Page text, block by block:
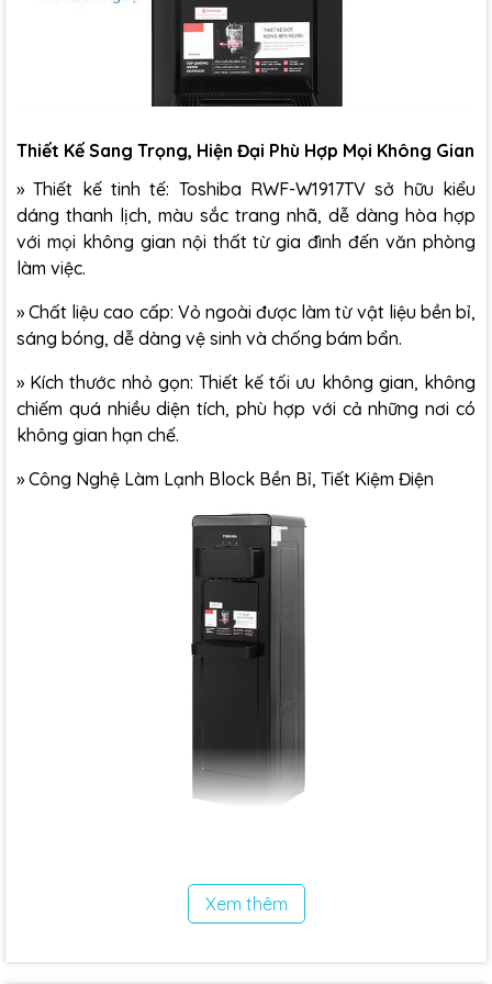
Thiết Kế Sang Trọng, Hiện Đại Phù Hợp Mọi Không Gian
»Thiết kế tinh tế: Toshiba RWF-W1917TV sở hữu kiểu
dáng thanh lịch, màu sắc trang nhã, dễ dàng hòa hợp
với mọi không gian nội thất từ gia đình đến văn phòng
làm việc.
»Chất liệu cao cấp: Vỏ ngoài được làm từ vật liệu bền bỉ,
sáng bóng, dễ dàng vệ sinh và chống bám bẩn.
» Kích thước nhỏ gọn: Thiết kế tối ưu không gian, không
chiếm quá nhiều diện tích, phù hợp với cả những nơi có
không gian hạn chế.
» Công Nghệ Làm Lạnh Block Bền Bỉ, Tiết Kiệm Điện
lạnh sâu và ổn định, giải nhiệt tức thì trong những ngày
»Tiết kiệm điện năng: Công nghệ Block giúp máy vận
Xem thêm